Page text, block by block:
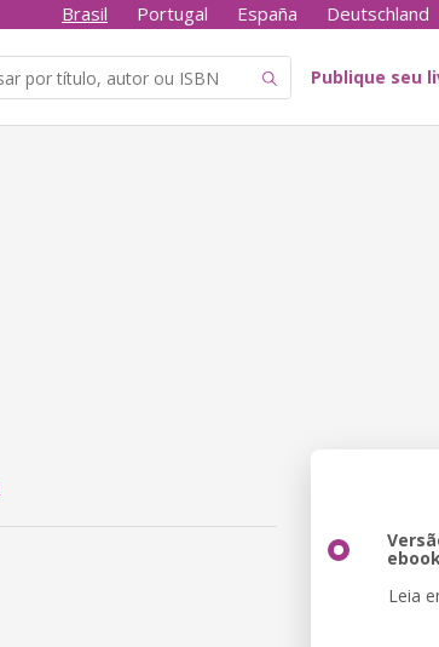
Brasil Portugal España Deutschland
Publique seu
Leia